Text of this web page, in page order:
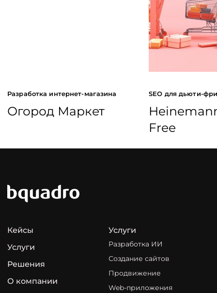
Разработка интернет-магазина
Огород Маркет
SEO для дьюти-
Free
Кейсы
Услуги
Решения
О компании
Услуги
Разработка ИИ
Создание сайтов
Продвижение
Web-приложения